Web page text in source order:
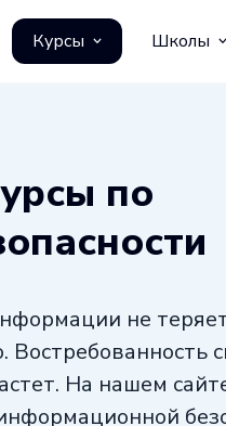
Курсы Школы
по
не
Востребованность
На нашем